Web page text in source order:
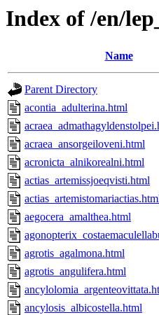
Index of /en/
Name
Parent Directory
acontia_adulterina.html
acraea_ansorgeiloveni.html
acronicta_alnikorealni.html
actias_artemissjoeqvisti.html
aegocera_amalthea.html
agrotis_agalmona.html
agrotis_angulifera.html
ancylosis_albicostella.html